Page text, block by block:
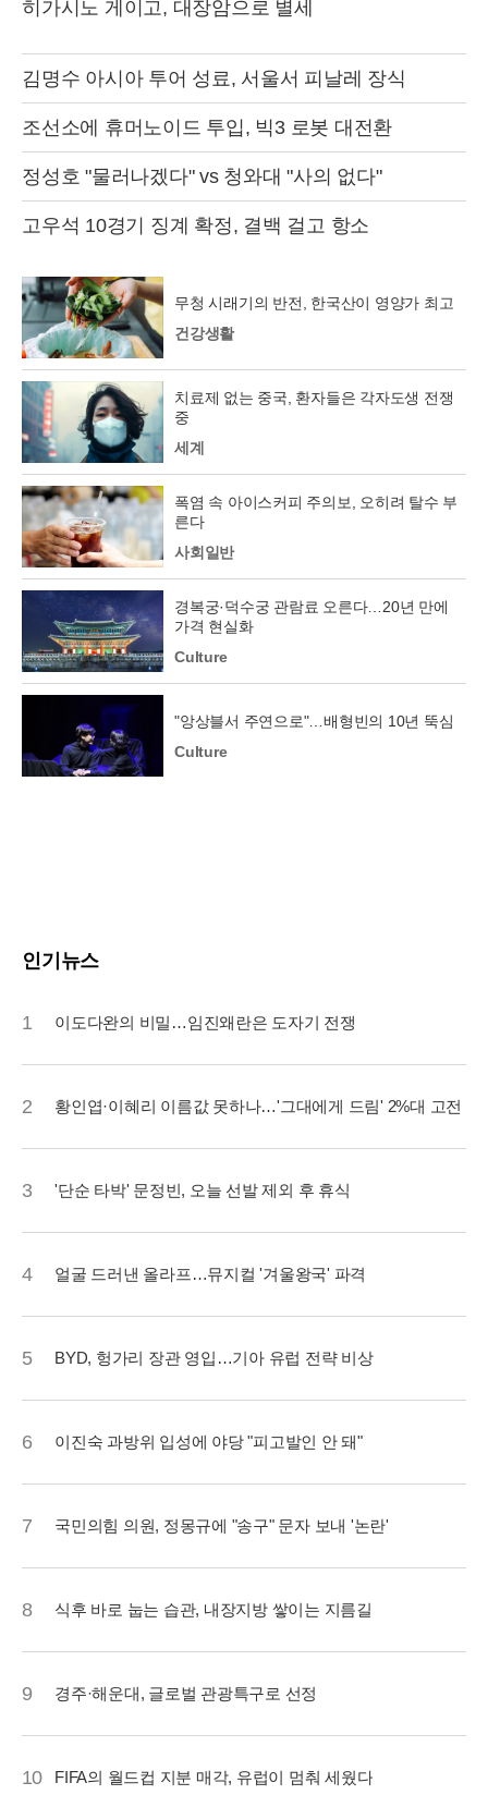
히가시노 게이고, 대장암으로 별세
김명수 아시아 투어 성료, 서울서 피날레 장식
조선소에 휴머노이드 투입, 빅3 로봇 대전환
정성호 "물러나겠다" vs 청와대 "사의 없다"
고우석 10경기 징계 확정, 결백 걸고 항소
무청 시래기의 반전, 한국산이 영양가 최고
건강생활
치료제 없는 중국, 환자들은 각자도생 전쟁
중
세계
폭염 속 아이스커피 주의보, 오히려 탈수 부
른다
사회일반
경복궁·덕수궁 관람료 오른다…20년 만에
가격 현실화
Culture
"앙상블서 주연으로"…배형빈의 10년 뚝심
Culture
인기뉴스
1 이도다완의 비밀…임진왜란은 도자기 전쟁
2 황인엽·이혜리 이름값 못하나…'그대에게 드림' 2%대 고전
3 '단순 타박' 문정빈, 오늘 선발 제외 후 휴식
4 얼굴 드러낸 올라프…뮤지컬 '겨울왕국' 파격
5 BYD, 헝가리 장관 영입…기아 유럽 전략 비상
6 이진숙 과방위 입성에 야당 "피고발인 안 돼"
7 국민의힘 의원, 정몽규에 "송구" 문자 보내 '논란'
8 식후 바로 눕는 습관, 내장지방 쌓이는 지름길
9 경주·해운대, 글로벌 관광특구로 선정
10 FIFA의 월드컵 지분 매각, 유럽이 멈춰 세웠다